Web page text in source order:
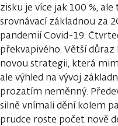
zisku je více jak 100 %,
srovnávací základnou za
pandemií Covid-19.
překvapivého. Větší důraz
novou strategii, která
ale výhled na vývoj
prozatím neměnný.
silně vnímali dění kolem
prudce roste počet nově